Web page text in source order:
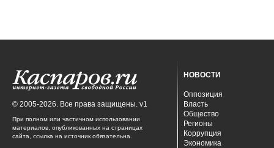
© 2005-2026. Все права защищены. v1
При полном или частичном использовании
материалов, опубликованных на страницах
сайта, ссылка на источник обязательна.
НОВОСТИ
Оппозиция
Власть
Общество
Регионы
Коррупция
Экономика